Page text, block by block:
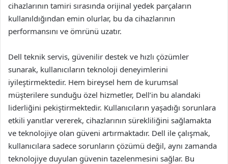
cihazlarının tamiri sırasında orijinal yedek parçaların
kullanıldığından emin olurlar, bu da cihazlarının
performansını ve ömrünü uzatır.
Dell teknik servis, güvenilir destek ve hızlı çözümler
sunarak, kullanıcıların teknoloji deneyimlerini
iyileştirmektedir. Hem bireysel hem de kurumsal
müşterilere sunduğu özel hizmetler, Dell’in bu alandaki
liderliğini pekiştirmektedir. Kullanıcıların yaşadığı sorunlara
etkili yanıtlar vererek, cihazlarının sürekliliğini sağlamakta
ve teknolojiye olan güveni artırmaktadır. Dell ile çalışmak,
kullanıcılara sadece sorunların çözümü değil, aynı zamanda
teknolojiye duyulan güvenin tazelenmesini sağlar. Bu